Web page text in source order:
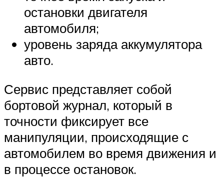
остановки двигателя
автомобиля;
уровень заряда аккумулятора
авто.
Сервис представляет собой
бортовой журнал, который в
точности фиксирует все
манипуляции, происходящие с
автомобилем во время движения и
в процессе остановок.